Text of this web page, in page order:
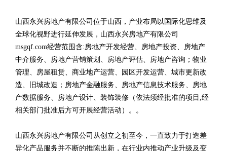
山西永兴房地产有限公司位于山西，产业布局以国际化思维及
全球化视野进行延伸发展，山西永兴房地产有限公司
msgqf.com经营范围含:房地产开发经营、房地产投资、房地产
中介服务、房地产营销策划、房地产评估、房地产咨询；物业
管理、房屋租赁、商业地产运营、园区开发运营、城市更新改
造、旧城改造；房地产金融服务、房地产信息技术服务、房地
产数据服务、房地产设计、装饰装修（依法须经批准的项目,经
相关部门批准后方可开展经营活动）。。
山西永兴房地产有限公司从创立之初至今，一直致力于打造差
异化产品服务并不断的推陈出新，在行业内推动产业升级及变